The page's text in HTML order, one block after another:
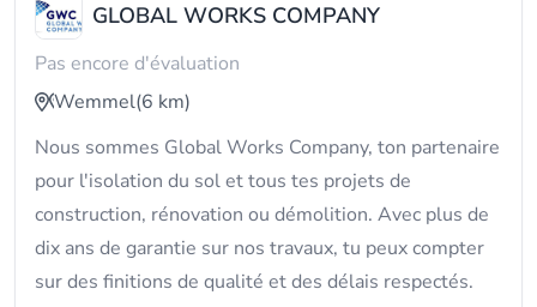
GLOBAL WORKS COMPANY
Pas encore d'évaluation
Wemmel(6 km)
Nous sommes Global Works Company, ton partenaire
pour l'isolation du sol et tous tes projets de
construction, rénovation ou démolition. Avec plus de
dix ans de garantie sur nos travaux, tu peux compter
sur des finitions de qualité et des délais respectés.